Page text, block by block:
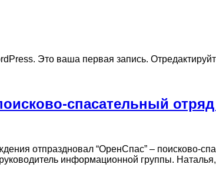
Это ваша первая запись.
спасательный
отпраздновал “ОренСпас” – поисково-
информационной группы.